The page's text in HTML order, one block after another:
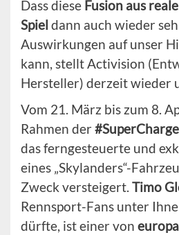
Dass diese Fusion aus
Spiel dann auch wieder
Auswirkungen auf unser
kann, stellt Activision
Hersteller) derzeit wieder
Vom 21. März bis zum 8.
Rahmen der
das ferngesteuerte und
eines „Skylanders“-
Zweck versteigert. Timo
Rennsport-Fans unter
dürfte, ist einer von